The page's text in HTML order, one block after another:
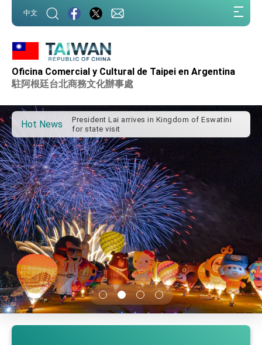
中文
Oficina Comercial y Cultural de Taipei en Argentina
駐阿根廷台北商務文化辦事處
Hot News
Important Remarks of the Ministry of Foreign
Affairs
advancing Taiwan-US exchanges and
cooperation
President Lai arrives in Kingdom of Eswatini
for state visit
VP Hsiao addresses 41st Space Symposium
Taiwan’s economic growth is a priority for
President Lai
President Lai’s remarks for Lunar New Year
President Lai interviewed by AFP
President Lai holds press conference on
Taiwan- US Economic Prosperity Partnership
Dialogue
FM Lin attends Taiwan Panorama exhibit at
TIBE
President Lai meets US delegation led by
Senator Ruben Gallego
MOFA, MODA team up to promote integrated
diplomacy